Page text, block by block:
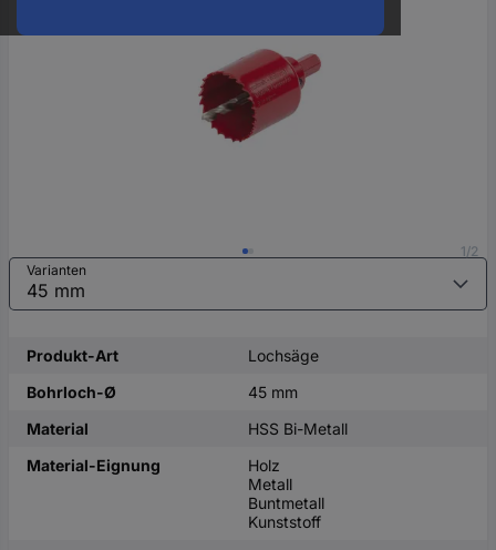
1/2
Varianten
Produkt-Art
Lochsäge
Bohrloch-Ø
45 mm
Material
HSS Bi-Metall
Material-Eignung
Holz
Metall
Buntmetall
Kunststoff